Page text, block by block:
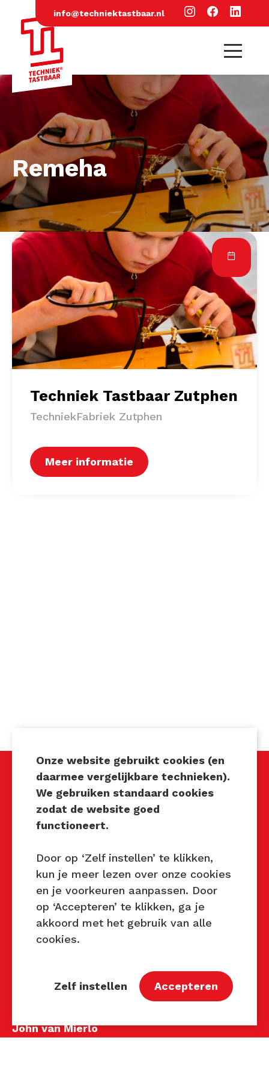
info@techniektastbaar.nl
Remeha
Techniek Tastbaar Zutphen
TechniekFabriek Zutphen
Meer informatie
Techniek Tastbaar
Mocht u interesse hebben om
te organiseren of heeft u
vragen over dit evenement,
neem dan contact met ons op
via de gegevens.
Privacy Beleid
John van Mierlo
Onze website gebruikt cookies (en
daarmee vergelijkbare technieken).
We gebruiken standaard cookies
zodat de website goed
functioneert.
Door op ‘Zelf instellen’ te klikken,
kun je meer lezen over onze cookies
en je voorkeuren aanpassen. Door
op ‘Accepteren’ te klikken, ga je
akkoord met het gebruik van alle
cookies.
Zelf instellen Accepteren